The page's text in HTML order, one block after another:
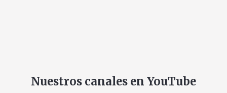
Nuestros canales en YouTube